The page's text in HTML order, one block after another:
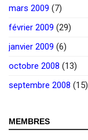
mars 2009 (7)
février 2009 (29)
janvier 2009 (6)
octobre 2008 (13)
septembre 2008 (15)
MEMBRES